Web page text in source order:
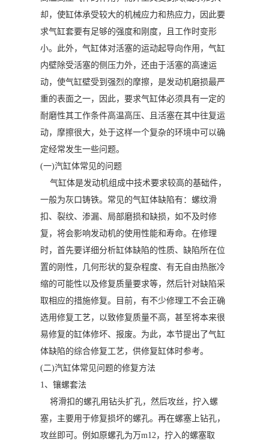
却，使缸体承受较大的机械应力和热应力，因此要
求气缸套要有足够的强度和刚度，且工作时变形
小。此外，气缸体对活塞的运动起导向作用，气缸
内壁除受活塞的侧压力外，还由于活塞的高速运
动，使气缸壁受到强烈的摩擦，是发动机磨损最严
重的表面之一，因此，要求气缸体必须具有一定的
耐磨性其工作条件高温高压、且活塞在其中往复运
动，摩擦很大，处于这样一个复杂的环境中可以确
定经常发生一些问题。
(一)汽缸体常见的问题
气缸体是发动机组成中技术要求较高的基础件，
一般为灰口铸铁。常见的气缸体缺陷有：螺纹滑
扣、裂纹、渗漏、局部磨损和缺损，如不及时修
复，将会影响发动机的使用性能和寿命。在修理
时，首先要详细分析缸体缺陷的性质、缺陷所在位
置的刚性，几何形状的复杂程度、有无自由热胀冷
缩的可能性以及修复质量要求等，然后针对缺陷采
取相应的措施修复。目前，有不少修理工不会正确
选用修复工艺，以致修复质量不高，甚至将本来很
易修复的缸体修坏、报废。为此，本节提出了气缸
体缺陷的综合修复工艺，供修复缸体时参考。
(二)汽缸体常见问题的修复方法
1、镶螺套法
将滑扣的螺孔用钻头扩孔，然后攻丝，拧入螺
塞，主要用于修复损坏的螺孔。再在螺塞上钻孔，
攻丝即可。例如原螺孔为万m12，拧入的螺塞取